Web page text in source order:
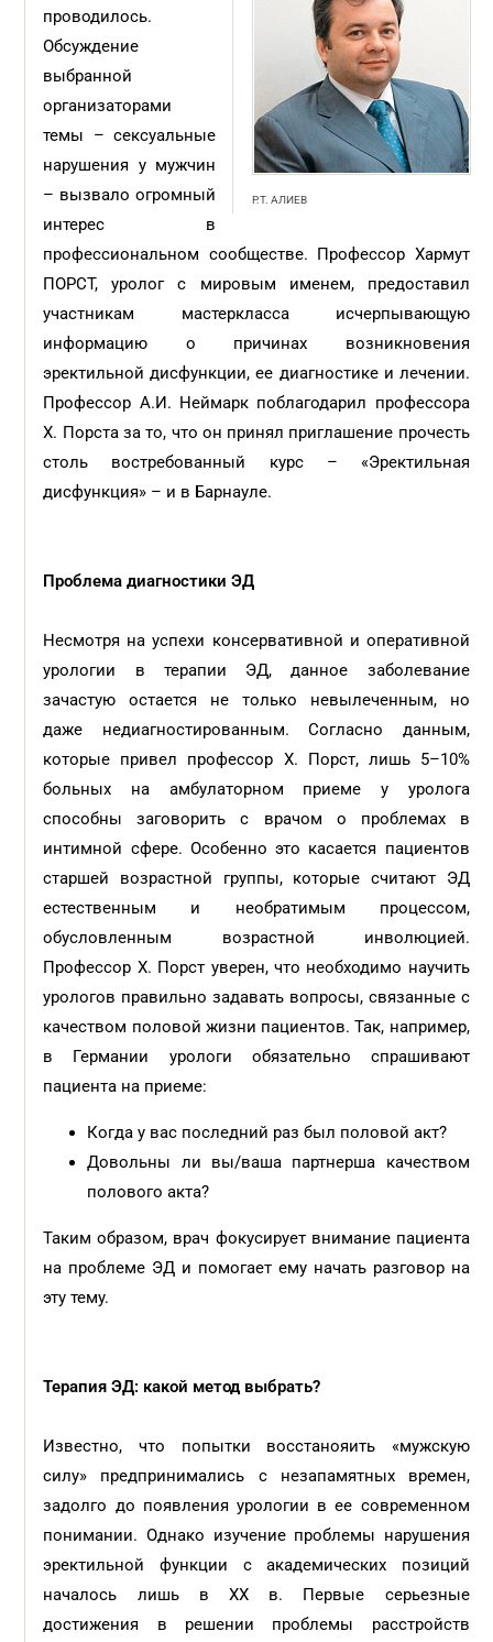
Р.Т. АЛИЕВ
проводилось.
Обсуждение
выбранной
организаторами
темы – сексуальные
нарушения у мужчин
– вызвало огромный
интерес в
профессиональном сообществе. Профессор Хармут
ПОРСТ, уролог с мировым именем, предоставил
участникам мастеркласса исчерпывающую
информацию о причинах возникновения
эректильной дисфункции, ее диагностике и лечении.
Профессор А.И. Неймарк поблагодарил профессора
Х. Порста за то, что он принял приглашение прочесть
столь востребованный курс – «Эректильная
дисфункция» – и в Барнауле.
Проблема диагностики ЭД
Несмотря на успехи консервативной и оперативной
урологии в терапии ЭД, данное заболевание
зачастую остается не только невылеченным, но
даже недиагностированным. Согласно данным,
которые привел профессор Х. Порст, лишь 5–10%
больных на амбулаторном приеме у уролога
способны заговорить с врачом о проблемах в
интимной сфере. Особенно это касается пациентов
старшей возрастной группы, которые считают ЭД
естественным и необратимым процессом,
обусловленным возрастной инволюцией.
Профессор Х. Порст уверен, что необходимо научить
урологов правильно задавать вопросы, связанные с
качеством половой жизни пациентов. Так, например,
в Германии урологи обязательно спрашивают
пациента на приеме:
Когда у вас последний раз был половой акт?
Довольны ли вы/ваша партнерша качеством
полового акта?
Таким образом, врач фокусирует внимание пациента
на проблеме ЭД и помогает ему начать разговор на
эту тему.
Терапия ЭД: какой метод выбрать?
Известно, что попытки восстанояить «мужскую
силу» предпринимались с незапамятных времен,
задолго до появления урологии в ее современном
понимании. Однако изучение проблемы нарушения
эректильной функции с академических позиций
началось лишь в XX в. Первые серьезные
достижения в решении проблемы расстройств